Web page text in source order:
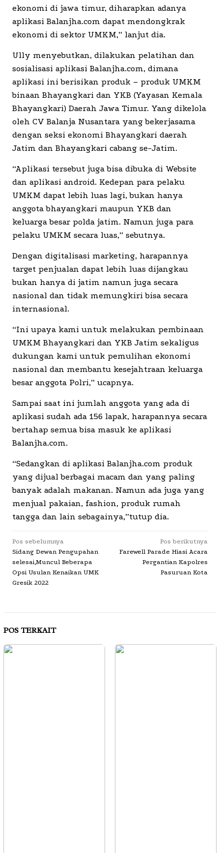
ekonomi di jawa timur, diharapkan adanya
aplikasi Balanjha.com dapat mendongkrak
ekonomi di sektor UMKM,” lanjut dia.
Ully menyebutkan, dilakukan pelatihan dan
sosialisasi aplikasi Balanjha.com, dimana
aplikasi ini berisikan produk – produk UMKM
binaan Bhayangkari dan YKB (Yayasan Kemala
Bhayangkari) Daerah Jawa Timur. Yang dikelola
oleh CV Balanja Nusantara yang bekerjasama
dengan seksi ekonomi Bhayangkari daerah
Jatim dan Bhayangkari cabang se-Jatim.
“Aplikasi tersebut juga bisa dibuka di Website
dan aplikasi android. Kedepan para pelaku
UMKM dapat lebih luas lagi, bukan hanya
anggota bhayangkari maupun YKB dan
keluarga besar polda jatim. Namun juga para
pelaku UMKM secara luas,” sebutnya.
Dengan digitalisasi marketing, harapannya
target penjualan dapat lebih luas dijangkau
bukan hanya di jatim namun juga secara
nasional dan tidak memungkiri bisa secara
internasional.
“Ini upaya kami untuk melakukan pembinaan
UMKM Bhayangkari dan YKB Jatim sekaligus
dukungan kami untuk pemulihan ekonomi
nasional dan membantu kesejahtraan keluarga
besar anggota Polri,” ucapnya.
Sampai saat ini jumlah anggota yang ada di
aplikasi sudah ada 156 lapak, harapannya secara
bertahap semua bisa masuk ke aplikasi
Balanjha.com.
“Sedangkan di aplikasi Balanjha.com produk
yang dijual berbagai macam dan yang paling
banyak adalah makanan. Namun ada juga yang
menjual pakaian, fashion, produk rumah
tangga dan lain sebagainya,”tutup dia.
Navigasi
pos
Pos sebelumnya
Sidang Dewan Pengupahan
selesai,Muncul Beberapa
Opsi Usulan Kenaikan UMK
Gresik 2022
Pos berikutnya
Farewell Parade Hiasi Acara
Pergantian Kapolres
Pasuruan Kota
POS TERKAIT